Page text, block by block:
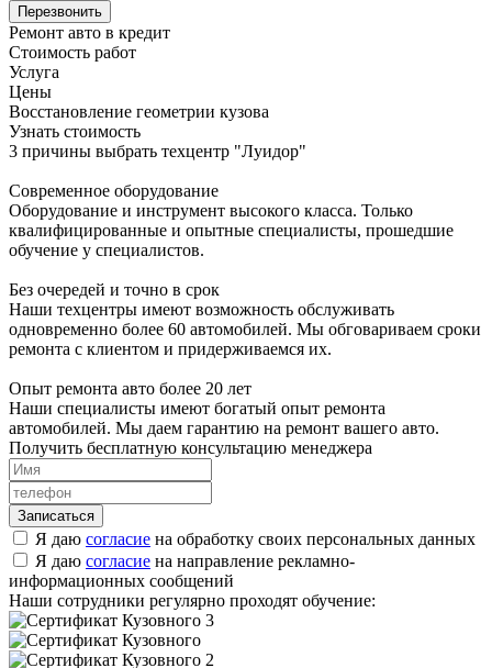
Ремонт авто в кредит
Стоимость работ
Услуга
Цены
Восстановление геометрии кузова
Узнать стоимость
3 причины выбрать техцентр "Луидор"
Современное оборудование
Оборудование и инструмент высокого класса. Только
квалифицированные и опытные специалисты, прошедшие
обучение у специалистов.
Без очередей и точно в срок
Наши техцентры имеют возможность обслуживать
одновременно более 60 автомобилей. Мы обговариваем сроки
ремонта с клиентом и придерживаемся их.
Опыт ремонта авто более 20 лет
Наши специалисты имеют богатый опыт ремонта
автомобилей. Мы даем гарантию на ремонт вашего авто.
Получить бесплатную консультацию менеджера
Я даю согласие на обработку своих персональных данных
Я даю согласие на направление рекламно-
информационных сообщений
Наши сотрудники регулярно проходят обучение: